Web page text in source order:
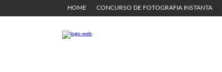
HOME CONCURSO DE FOTOGRAFIA INSTANTA